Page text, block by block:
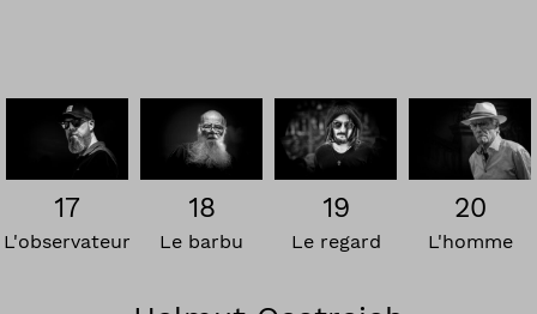
17
L'observateur
18
Le barbu
19
Le regard
20
L'homme